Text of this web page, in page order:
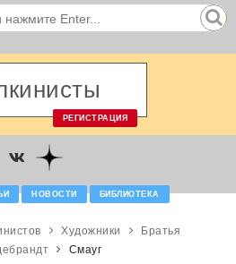
РЕГИСТРАЦИЯ
НОВОСТИ БИБЛИОТЕКА
Художники
Братья
Смауг